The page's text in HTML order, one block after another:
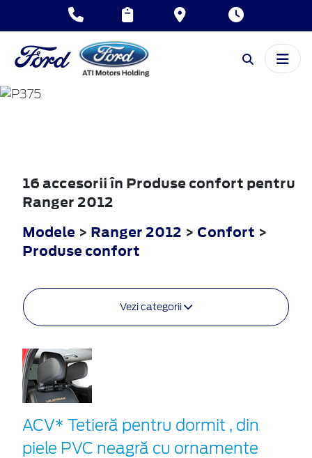
RANGER
16 accesorii în Produse confort pentru
Ranger 2012
Modele > Ranger 2012 > Confort >
Produse confort
Vezi categorii
ACV* Tetieră pentru dormit , din
piele PVC neagră cu ornamente